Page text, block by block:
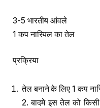
3-5 भारतीय आंवले
1 कप नारियल का तेल
प्रक्रिया
तेल बनाने के लिए 1 कप
2. बादमे इस तेल को